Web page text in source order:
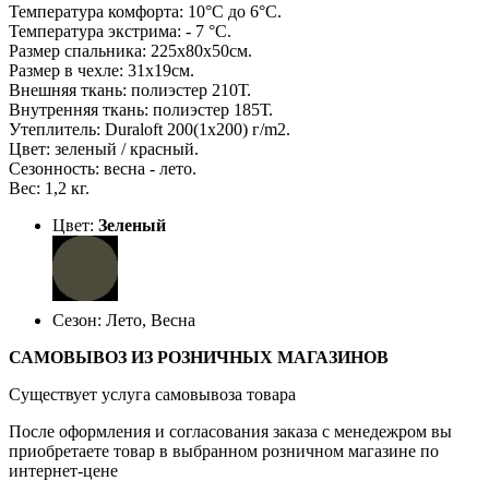
Температура комфорта: 10°C до 6°C.
Температура экстрима: - 7 °C.
Размер спальника: 225x80x50см.
Размер в чехле: 31x19см.
Внешняя ткань: полиэстер 210Т.
Внутренняя ткань: полиэстер 185Т.
Утеплитель: Duraloft 200(1х200) г/m2.
Цвет: зеленый / красный.
Сезонность: весна - лето.
Вес: 1,2 кг.
Цвет: Зеленый
Сезон: Лето, Весна
САМОВЫВОЗ ИЗ РОЗНИЧНЫХ МАГАЗИНОВ
Существует услуга самовывоза товара
После оформления и согласования заказа с менедежром вы
приобретаете товар в выбранном розничном магазине по
интернет-цене